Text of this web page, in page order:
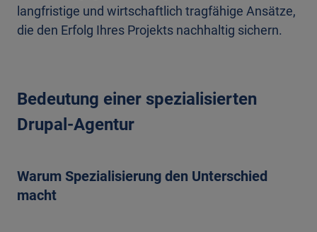
langfristige und wirtschaftlich tragfähige Ansätze,
die den Erfolg Ihres Projekts nachhaltig sichern.
Bedeutung einer spezialisierten
Drupal-Agentur
Warum Spezialisierung den Unterschied
macht